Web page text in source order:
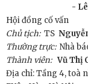
-
Hội đồng cố vấn
Chủ tịch:TS
Thường trực: Nhà
Thành viên: Vũ Thị
Địa chỉ: Tầng 4, toà